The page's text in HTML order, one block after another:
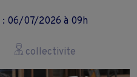
06/07/2026 à 09h
collectivite